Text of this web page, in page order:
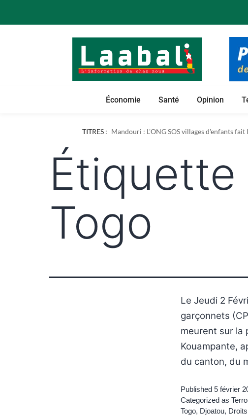
Économie Santé Opinion
TITRES :
Mandouri : L'ONG SOS villages d'enfants
Étiquette
Togo
Le Jeudi 2
garçonnets
meurent sur la
Kouampante,
du canton, du
Published 5 février
Categorized as
Togo, Djoatou,